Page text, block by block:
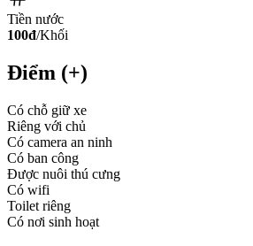
Tiền nước
100đ/Khối
Điểm (+)
Có chỗ giữ xe
Riêng với chủ
Có camera an ninh
Có ban công
Được nuôi thú cưng
Có wifi
Toilet riêng
Có nơi sinh hoạt